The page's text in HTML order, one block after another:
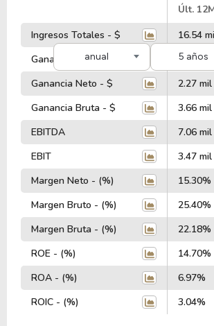
anual 5 años
Últ.
Ingresos Totales - $
16.54
Ganancia Operativa - $
3.12
Ganancia Neto - $
2.27
Ganancia Bruta - $
3.66
EBITDA
7.06
EBIT
3.47
Margen Neto - (%)
15.30%
Margen Bruto - (%)
25.40%
Margen Bruta - (%)
22.18%
ROE - (%)
14.70%
ROA - (%)
6.97%
ROIC - (%)
3.04%